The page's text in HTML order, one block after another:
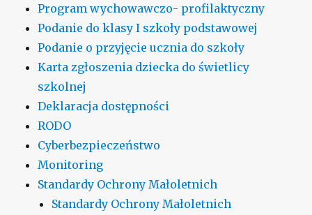
Program wychowawczo- profilaktyczny
Podanie do klasy I szkoły podstawowej
Podanie o przyjęcie ucznia do szkoły
Karta zgłoszenia dziecka do świetlicy
szkolnej
Deklaracja dostępności
RODO
Cyberbezpieczeństwo
Monitoring
Standardy Ochrony Małoletnich
Standardy Ochrony Małoletnich